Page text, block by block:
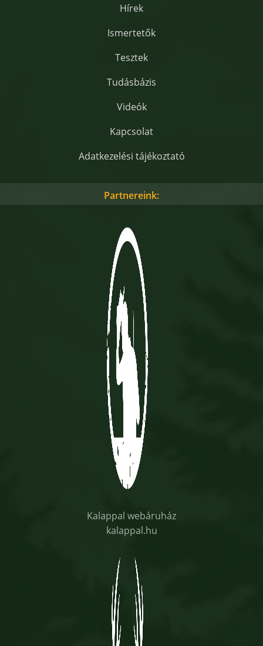
Hírek
Ismertetők
Tesztek
Tudásbázis
Videók
Kapcsolat
Adatkezelési tájékoztató
Partnereink:
Kalappal webáruház
kalappal.hu